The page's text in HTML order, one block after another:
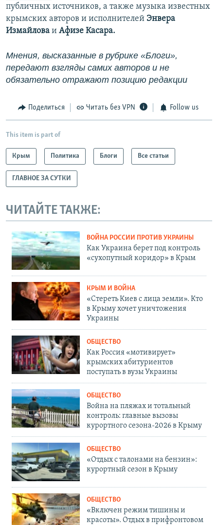
публичных источников, а также музыка известных
крымских авторов и исполнителей Энвера
Измайлова и Афизе Касара.
Мнения, высказанные в рубрике «Блоги»,
передают взгляды самих авторов и не
обязательно отражают позицию редакции
Поделиться Читать без VPN Follow us
This item is part of
Крым Политика Блоги Все статьи
ГЛАВНОЕ ЗА СУТКИ
ЧИТАЙТЕ ТАКЖЕ:
ВОЙНА РОССИИ ПРОТИВ УКРАИНЫ
Как Украина берет под контроль
«сухопутный коридор» в Крым
КРЫМ И ВОЙНА
«Стереть Киев с лица земли». Кто
в Крыму хочет уничтожения
Украины
ОБЩЕСТВО
Как Россия «мотивирует»
крымских абитуриентов
поступать в вузы Украины
ОБЩЕСТВО
Война на пляжах и тотальный
контроль: главные вызовы
курортного сезона-2026 в Крыму
ОБЩЕСТВО
«Отдых с талонами на бензин»:
курортный сезон в Крыму
ОБЩЕСТВО
«Включен режим тишины и
красоты». Отдых в прифронтовом